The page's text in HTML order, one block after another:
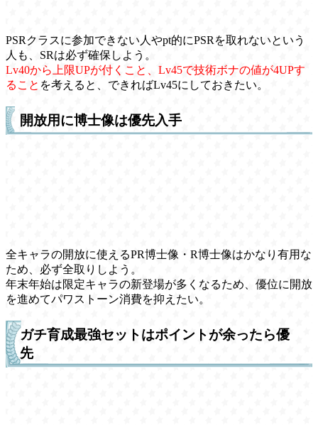
PSRクラスに参加できない人やpt的にPSRを取れないという
人も、SRは必ず確保しよう。
Lv40から上限UPが付くこと、Lv45で技術ボナの値が4UPす
ること を考えると、できればLv45にしておきたい。
開放用に博士像は優先入手
全キャラの開放に使えるPR博士像・R博士像はかなり有用な
ため、必ず全取りしよう。
年末年始は限定キャラの新登場が多くなるため、優位に開放
を進めてパワストーン消費を抑えたい。
ガチ育成最強セットはポイントが余ったら優
先